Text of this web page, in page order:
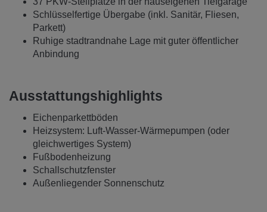
Schlüsselfertige Übergabe (inkl. Sanitär, Fliesen,
Parkett)
Ruhige stadtrandnahe Lage mit guter öffentlicher
Anbindung
Ausstattungshighlights
Eichenparkettböden
Heizsystem: Luft-Wasser-Wärmepumpen (oder
gleichwertiges System)
Fußbodenheizung
Schallschutzfenster
Außenliegender Sonnenschutz